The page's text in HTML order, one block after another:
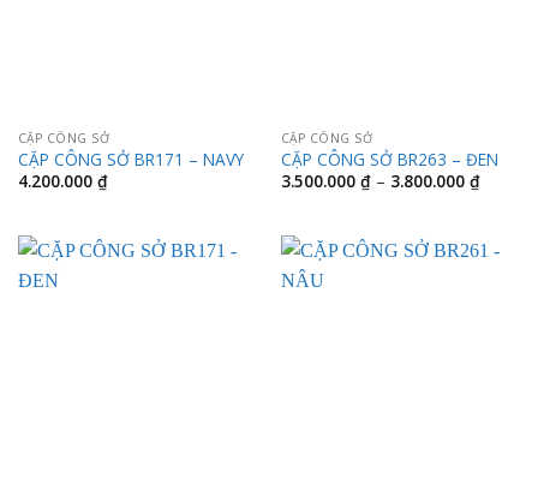
CẶP CÔNG SỞ
CẶP CÔNG SỞ BR171 – NAVY
4.200.000 ₫
CẶP CÔNG SỞ
CẶP CÔNG SỞ BR263 – ĐEN
3.500.000 ₫ – 3.800.000 ₫Khoảng
giá:
đến